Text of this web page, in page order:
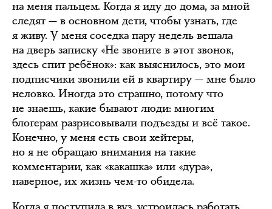
на меня пальцем. Когда я иду до дома, за мной
следят — в основном дети, чтобы узнать, где
я живу. У меня соседка пару недель вешала
на дверь записку «Не звоните в этот звонок,
здесь спит ребёнок»: как выяснилось, это мои
подписчики звонили ей в квартиру — мне было
неловко. Иногда это страшно, потому что
не знаешь, какие бывают люди: многим
блогерам разрисовывали подъезды и всё такое.
Конечно, у меня есть свои хейтеры,
но я не обращаю внимания на такие
комментарии, как «какашка» или «дура»,
наверное, их жизнь чем-то обидела.